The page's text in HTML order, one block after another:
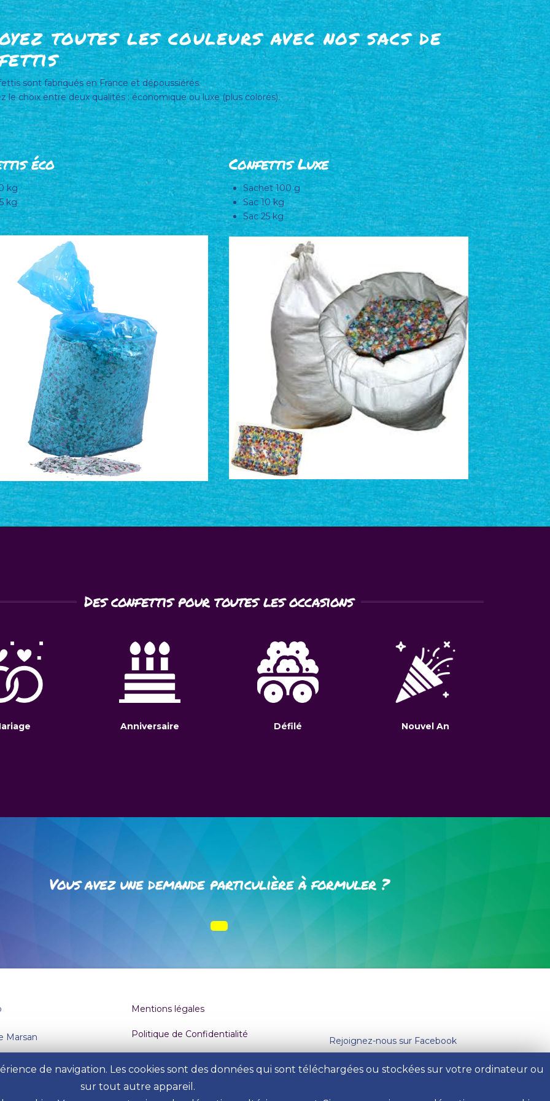
toutes les couleurs avec nos sacs de
sont fabriqués en France et dépoussiérés.
le choix entre deux qualités : économique ou luxe (plus colorés).
éco
kg
kg
Confettis Luxe
Sachet 100 g
Sac 10 kg
Sac 25 kg
Des confettis pour toutes les occasions
Anniversaire Défilé Nouvel An
Vous avez une demande particulière à formuler ?
Marsan
17
formulaire de contact
Mentions légales
Politique de Confidentialité
Rejoignez-nous sur Facebook
de navigation. Les cookies sont des données qui sont téléchargées ou stockées sur votre ordinateur ou
sur tout autre appareil.